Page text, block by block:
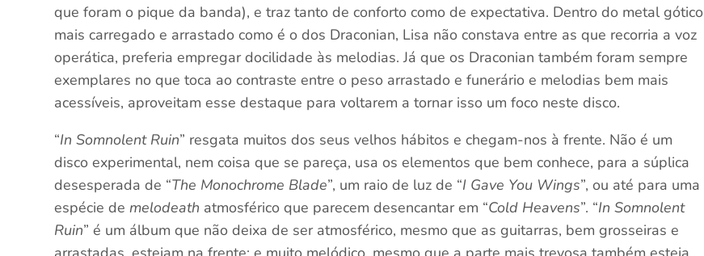
que foram o pique da banda), e traz tanto de conforto como de expectativa. Dentro do metal gótico
mais carregado e arrastado como é o dos Draconian, Lisa não constava entre as que recorria a voz
operática, preferia empregar docilidade às melodias. Já que os Draconian também foram sempre
exemplares no que toca ao contraste entre o peso arrastado e funerário e melodias bem mais
acessíveis, aproveitam esse destaque para voltarem a tornar isso um foco neste disco.
“In Somnolent Ruin” resgata muitos dos seus velhos hábitos e chegam-nos à frente. Não é um
disco experimental, nem coisa que se pareça, usa os elementos que bem conhece, para a súplica
desesperada de “The Monochrome Blade”, um raio de luz de “I Gave You Wings”, ou até para uma
espécie de melodeath atmosférico que parecem desencantar em “Cold Heavens”. “In Somnolent
Ruin” é um álbum que não deixa de ser atmosférico, mesmo que as guitarras, bem grosseiras e